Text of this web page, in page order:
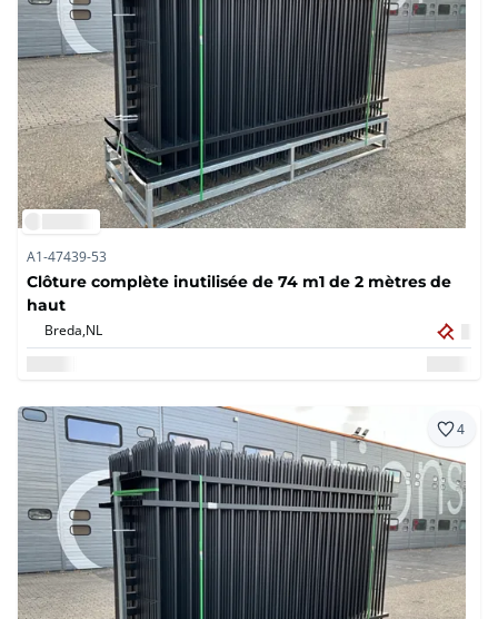
A1-47439-53
Clôture complète inutilisée de 74 m1 de 2 mètres de
haut
Breda,NL
4